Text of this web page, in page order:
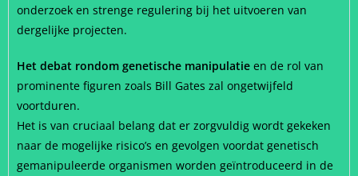
onderzoek en strenge regulering bij het uitvoeren van
dergelijke projecten.
Het debat rondom genetische manipulatie en de rol van
prominente figuren zoals Bill Gates zal ongetwijfeld
voortduren.
Het is van cruciaal belang dat er zorgvuldig wordt gekeken
naar de mogelijke risico’s en gevolgen voordat genetisch
gemanipuleerde organismen worden geïntroduceerd in de